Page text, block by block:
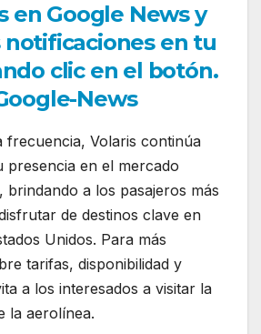
en Google News y
notificaciones en tu
clic en el botón.
frecuencia, Volaris continúa
presencia en el mercado
a los pasajeros más
de destinos clave en
Unidos. Para más
tarifas, disponibilidad y
a los interesados a visitar la
la aerolínea.